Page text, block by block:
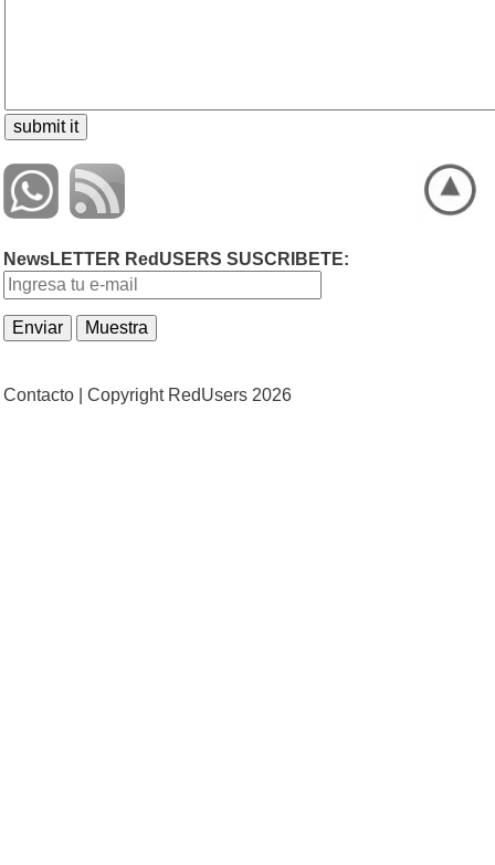
NewsLETTER RedUSERS SUSCRIBETE:
Contacto | Copyright RedUsers 2026